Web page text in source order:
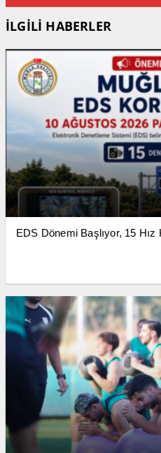
İLGİLİ HABERLER
EDS Dönemi Başlıyor, 15 Hız